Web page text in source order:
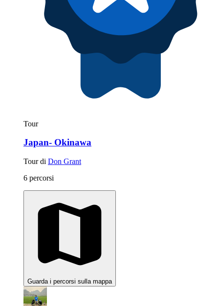
Tour
Japan- Okinawa
Tour di Don Grant
6 percorsi
Guarda i percorsi sulla mappa